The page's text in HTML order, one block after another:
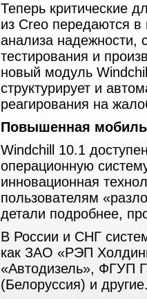
Теперь критические
из Creo передаются
анализа надежности,
тестирования и
новый модуль
структурирует и
реагирования на
Повышенная
Windchill 10.1
операционную
инновационная
пользователям
детали подробнее,
В России и СНГ
как ЗАО «РЭП
«Автодизель», ФГУП
(Белоруссия) и